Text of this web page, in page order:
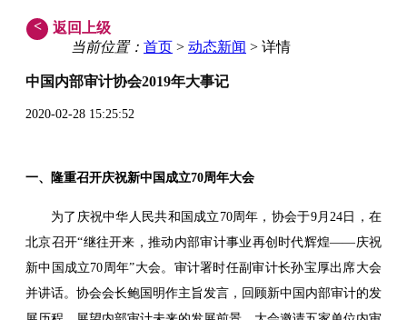
<
返回上级
当前位置： 首页 > 动态新闻 > 详情
中国内部审计协会2019年大事记
2020-02-28 15:25:52
一、隆重召开庆祝新中国成立70周年大会
为了庆祝中华人民共和国成立70周年，协会于9月24日，在
北京召开“继往开来，推动内部审计事业再创时代辉煌——庆祝
新中国成立70周年”大会。审计署时任副审计长孙宝厚出席大会
并讲话。协会会长鲍国明作主旨发言，回顾新中国内部审计的发